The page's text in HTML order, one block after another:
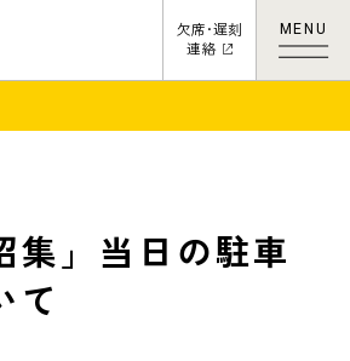
欠席･遅刻
連絡
MENU
集」当日の駐車
て